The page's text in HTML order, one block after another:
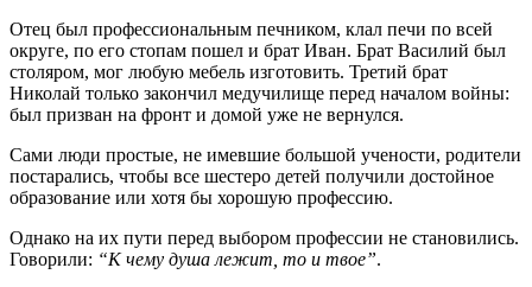
Отец был профессиональным печником, клал печи по всей
округе, по его стопам пошел и брат Иван. Брат Василий был
столяром, мог любую мебель изготовить. Третий брат
Николай только закончил медучилище перед началом войны:
был призван на фронт и домой уже не вернулся.
Сами люди простые, не имевшие большой учености, родители
постарались, чтобы все шестеро детей получили достойное
образование или хотя бы хорошую профессию.
Однако на их пути перед выбором профессии не становились.
Говорили: “К чему душа лежит, то и твое”.